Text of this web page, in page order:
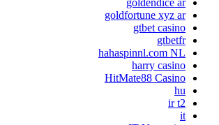
goldendice ar
goldfortune xyz ar
gtbet casino
gtbetfr
hahaspinnl.com NL
harry casino
HitMate88 Casino
hu
ir t2
it